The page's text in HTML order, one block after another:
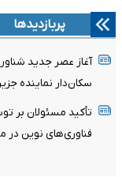
پربازدیدها
آغاز عصر جدید
سکان‌دار نماینده
تأکید مسئولان بر
فناوری‌های نوین در